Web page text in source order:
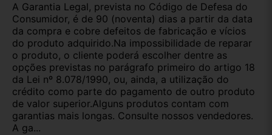
A Garantia Legal, prevista no Código de Defesa do
Consumidor, é de 90 (noventa) dias a partir da data
da compra e cobre defeitos de fabricação e vícios
do produto adquirido.Na impossibilidade de reparar
o produto, o cliente poderá escolher dentre as
opções previstas no parágrafo primeiro do artigo 18
da Lei nº 8.078/1990, ou, ainda, a utilização do
crédito como parte do pagamento de outro produto
de valor superior.Alguns produtos contam com
garantias mais longas. Consulte nossos vendedores.
A ga...